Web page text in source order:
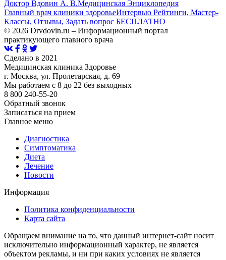
Доктор Вдовин А. В.Медицинская Энциклопедия
Главный врач клиники здоровьеИнтервью Рейтинги, Мастер-
Классы, Отзывы, Задать вопрос БЕСПЛАТНО
© 2026 Drvdovin.ru – Информационный портал
практикующего главного врача
Сделано в 2021
Медицинская клиника Здоровье
г. Москва, ул. Пролетарская, д. 69
Мы работаем с 8 до 22 без выходных
8 800 240-55-20
Обратный звонок
Записаться на прием
Главное меню
Диагностика
Cимптоматика
Диета
Лечение
Новости
Информация
Политика конфиденциальности
Карта сайта
Обращаем внимание на то, что данный интернет-сайт носит
исключительно информационный характер, не является
объектом рекламы, и ни при каких условиях не является